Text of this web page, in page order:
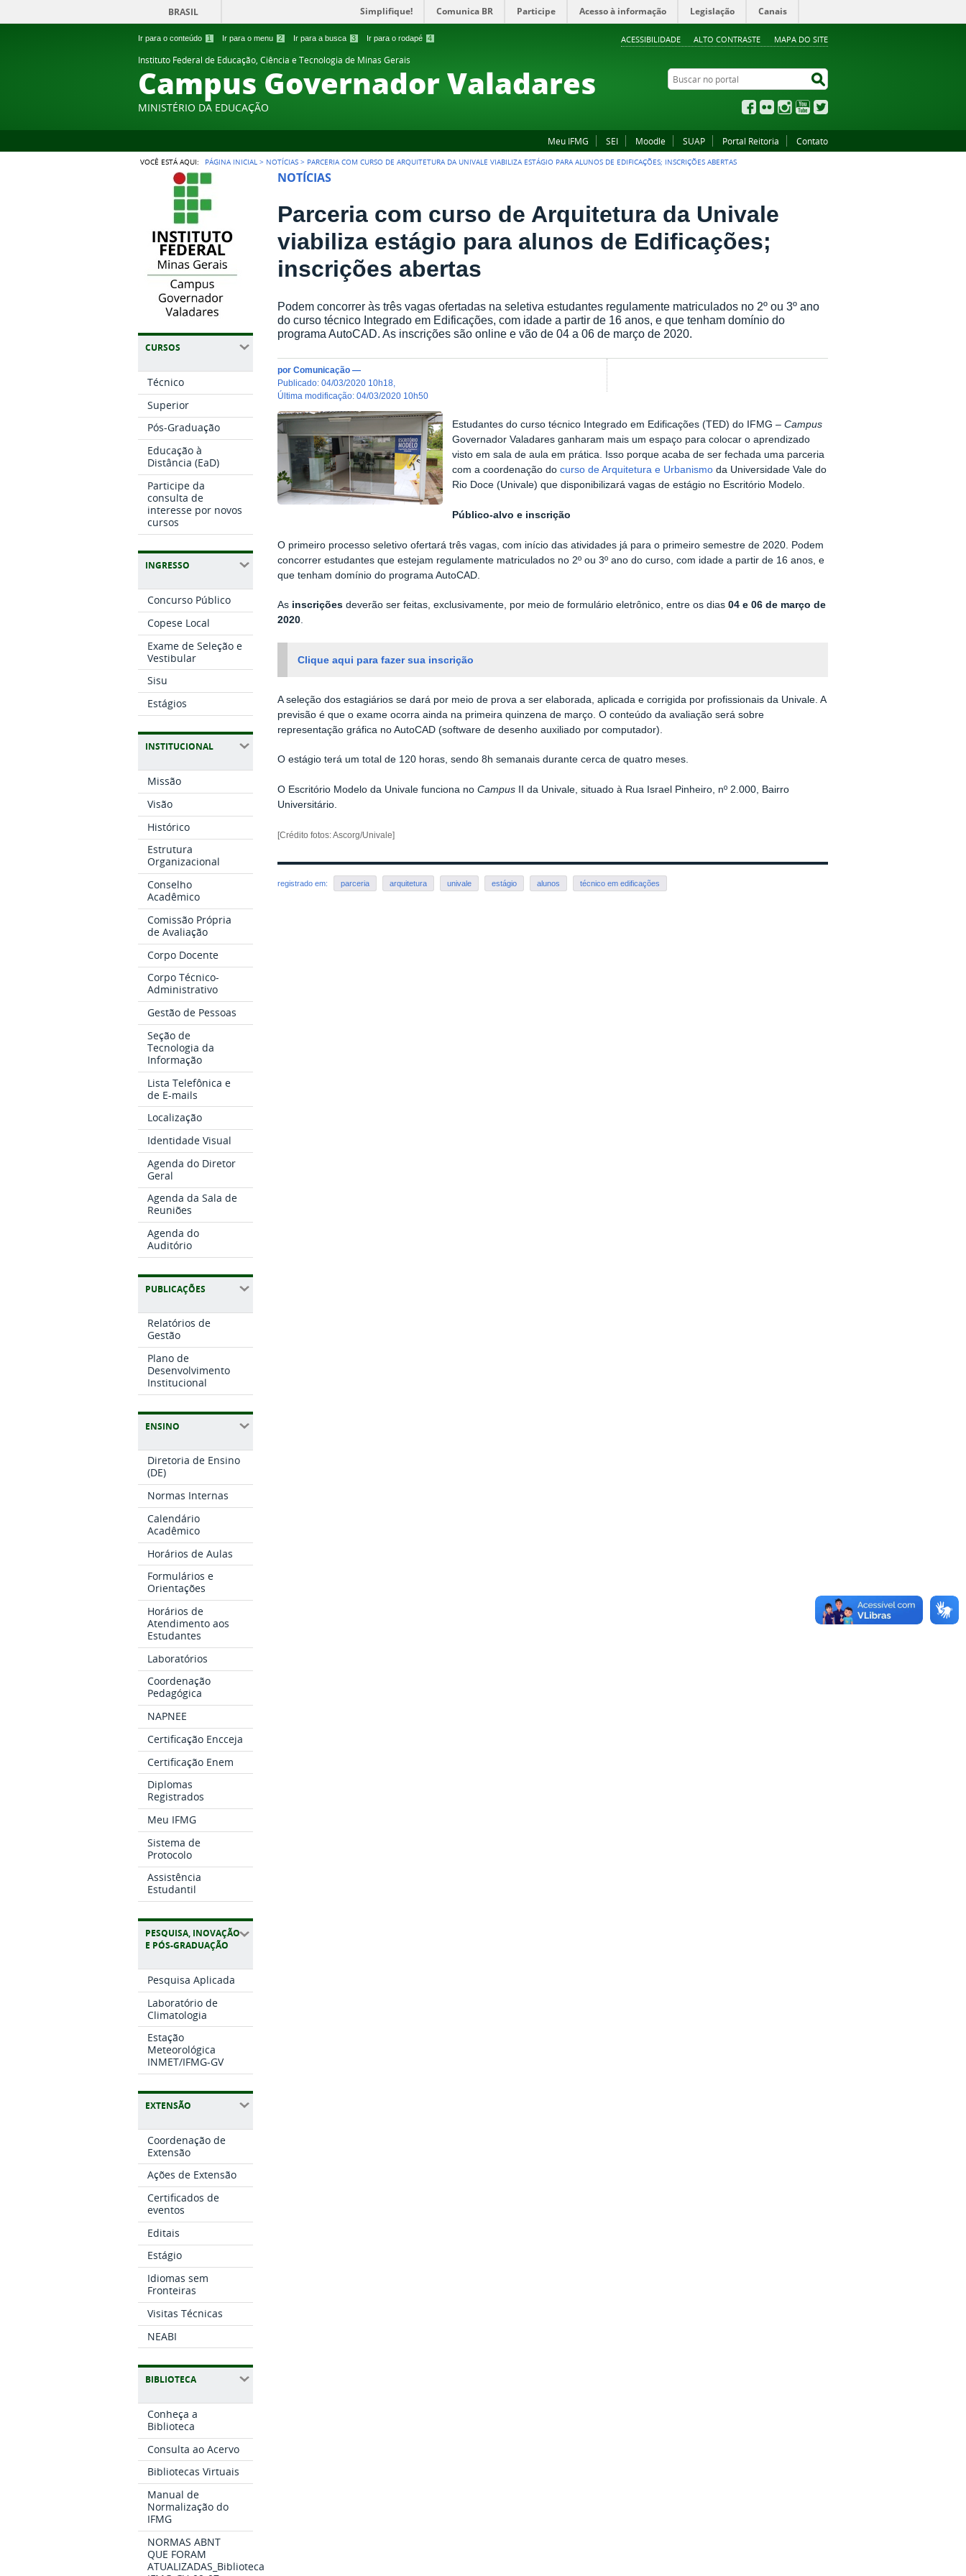
Ir para o conteúdo 1 Ir para o menu 2 Ir para a busca 3 Ir para o rodapé 4 ACESSIBILIDADE ALTO CONTRASTE MAPA DO SITE
BRASIL Simplifique! Comunica BR Participe Acesso à informação Legislação Canais
Instituto Federal de Educação, Ciência e Tecnologia de Minas Gerais
Campus Governador Valadares
MINISTÉRIO DA EDUCAÇÃO
Buscar no portal
Facebook
Flickr InstagramYouTube
Meu IFMG SEI Moodle SUAP Portal Reitoria Contato
VOCÊ ESTÁ AQUI: PÁGINA INICIAL > NOTÍCIAS > PARCERIA COM CURSO DE ARQUITETURA DA UNIVALE VIABILIZA ESTÁGIO PARA ALUNOS DE EDIFICAÇÕES; INSCRIÇÕES ABERTAS
CURSOS
Técnico
Superior
Pós-Graduação
Educação à
Distância (EaD)
Participe da
consulta de
interesse por novos
cursos
INGRESSO
Concurso Público
Copese Local
Exame de Seleção e
Vestibular
Sisu
Estágios
INSTITUCIONAL
Missão
Visão
Histórico
Estrutura
Organizacional
Conselho
Acadêmico
Comissão Própria
de Avaliação
Corpo Docente
Corpo Técnico-
Administrativo
Gestão de Pessoas
Seção de
Tecnologia da
Informação
Lista Telefônica e
de E-mails
Localização
Identidade Visual
Agenda do Diretor
Geral
Agenda da Sala de
Reuniões
Agenda do
Auditório
PUBLICAÇÕES
Relatórios de
Gestão
Plano de
Desenvolvimento
Institucional
ENSINO
Diretoria de Ensino
(DE)
Normas Internas
Calendário
Acadêmico
Horários de Aulas
Formulários e
Orientações
Horários de
Atendimento aos
Estudantes
Laboratórios
Coordenação
Pedagógica
NAPNEE
Certificação Encceja
Certificação Enem
Diplomas
Registrados
Meu IFMG
Sistema de
Protocolo
Assistência
Estudantil
PESQUISA, INOVAÇÃO
E PÓS-GRADUAÇÃO
Pesquisa Aplicada
Laboratório de
Climatologia
Estação
Meteorológica
INMET/IFMG-GV
EXTENSÃO
Coordenação de
Extensão
Ações de Extensão
Certificados de
eventos
Editais
Estágio
Idiomas sem
Fronteiras
Visitas Técnicas
NEABI
BIBLIOTECA
Conheça a
Biblioteca
Consulta ao Acervo
Bibliotecas Virtuais
Manual de
Normalização do
IFMG
NORMAS ABNT
QUE FORAM
ATUALIZADAS_Biblioteca
NOTÍCIAS
Parceria com curso de Arquitetura da Univale
viabiliza estágio para alunos de Edificações;
inscrições abertas
Podem concorrer às três vagas ofertadas na seletiva estudantes regulamente matriculados no 2º ou 3º ano
do curso técnico Integrado em Edificações, com idade a partir de 16 anos, e que tenham domínio do
programa AutoCAD. As inscrições são online e vão de 04 a 06 de março de 2020.
porComunicação —
publicado:04/03/2020 10h18
última modificação:04/03/2020 10h50
Estudantes do curso técnico Integrado em Edificações (TED) do IFMG – Campus
Governador Valadares ganharam mais um espaço para colocar o aprendizado
visto em sala de aula em prática. Isso porque acaba de ser fechada uma parceria
com a coordenação do curso de Arquitetura e Urbanismoda Universidade Vale do
Rio Doce (Univale) que disponibilizará vagas de estágio no Escritório Modelo.
Público-alvo e inscrição
O primeiro processo seletivo ofertará três vagas, com início das atividades já para o primeiro semestre de 2020. Podem
concorrer estudantes que estejam regulamente matriculados no 2º ou 3º ano do curso, com idade a partir de 16 anos, e
que tenham domínio do programa AutoCAD.
As inscrições deverão ser feitas, exclusivamente, por meio de formulário eletrônico, entre os dias04 e 06 de março de
2020.
Clique aqui para fazer sua inscrição
A seleção dos estagiários se dará por meio de prova a ser elaborada, aplicada e corrigida por profissionais da Univale. A
previsão é que o exame ocorra ainda na primeira quinzena de março. O conteúdo da avaliação será sobre
representação gráfica no AutoCAD (software de desenho auxiliado por computador).
O estágio terá um total de 120 horas, sendo 8h semanais durante cerca de quatro meses.
O Escritório Modelo da Univale funciona noCampus II da Univale, situado à Rua Israel Pinheiro, nº 2.000, Bairro
Universitário.
[Crédito fotos: Ascorg/Univale]
registrado em: parceria arquitetura univale estágio alunos técnico em edificações